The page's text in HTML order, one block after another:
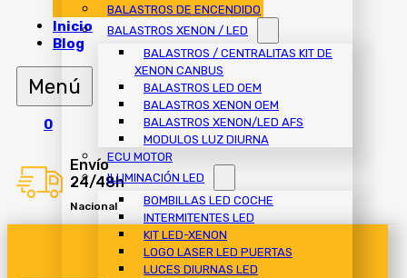
BALASTROS DE ENCENDIDO
BALASTROS XENON / LED
BALASTROS / CENTRALITAS KIT DE
XENON CANBUS
BALASTROS LED OEM
BALASTROS XENON OEM
BALASTROS XENON/LED AFS
MODULOS LUZ DIURNA
ECU MOTOR
ILUMINACIÓN LED
BOMBILLAS LED COCHE
INTERMITENTES LED
KIT LED-XENON
LOGO LASER LED PUERTAS
LUCES DIURNAS LED
Inicio
Blog
0
Envío
24/48h
Nacional